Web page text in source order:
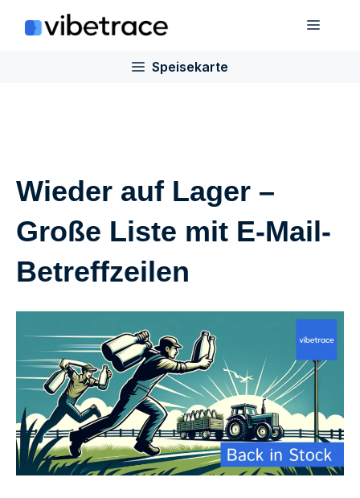
Inhalt
Speisekarte
Wieder auf Lager –
Große Liste mit E-Mail-
Betreffzeilen